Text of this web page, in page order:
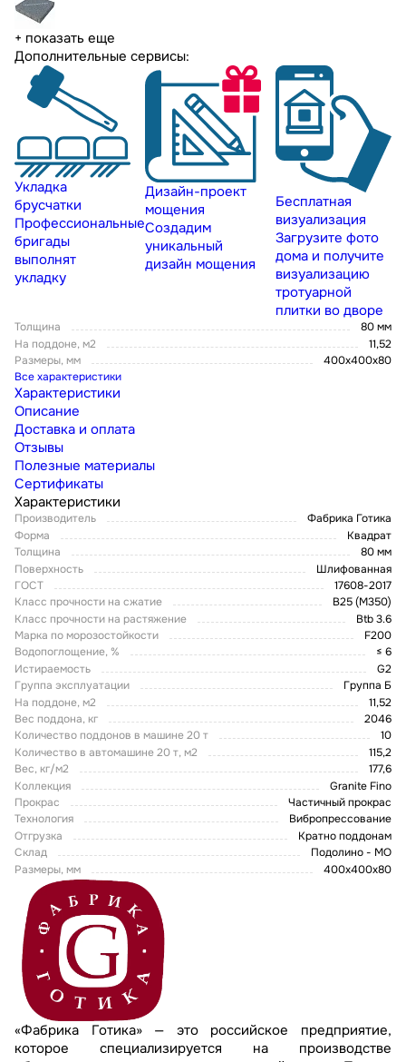
+ показать еще
Дополнительные сервисы:
Укладка
брусчатки
Профессиональные
бригады
выполнят
укладку
Дизайн-проект
мощения
Создадим
уникальный
дизайн мощения
Бесплатная
визуализация
Загрузите фото
дома и получите
визуализацию
тротуарной
плитки во дворе
Толщина
80 мм
На поддоне, м2
11,52
Размеры, мм
400х400х80
Все характеристики
Характеристики
Описание
Доставка и оплата
Отзывы
Полезные материалы
Сертификаты
Характеристики
Производитель
Фабрика Готика
Форма
Квадрат
Толщина
80 мм
Поверхность
Шлифованная
ГОСТ
17608-2017
Класс прочности на сжатие
В25 (М350)
Класс прочности на растяжение
Btb 3.6
Марка по морозостойкости
F200
Водопоглощение, %
≤ 6
Истираемость
G2
Группа эксплуатации
Группа Б
На поддоне, м2
11,52
Вес поддона, кг
2046
Количество поддонов в машине 20 т
10
Количество в автомашине 20 т, м2
115,2
Вес, кг/м2
177,6
Коллекция
Granite Fino
Прокрас
Частичный прокрас
Технология
Вибропрессование
Отгрузка
Кратно поддонам
Склад
Подолино - МО
Размеры, мм
400х400х80
«Фабрика Готика» — это российское предприятие,
которое специализируется на производстве